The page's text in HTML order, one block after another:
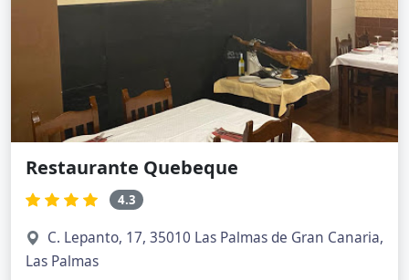
Restaurante Quebeque
4.3
C. Lepanto, 17, 35010 Las Palmas de Gran Canaria,
Las Palmas